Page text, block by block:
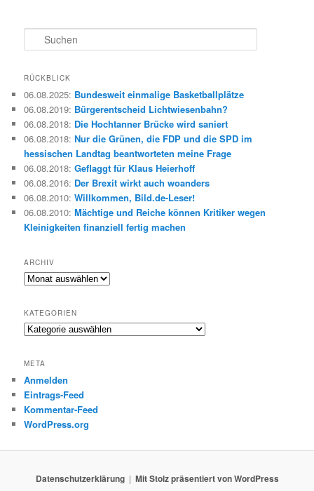
u
h
n
RÜCKBLICK
06.08.2025: Bundesweit einmalige Basketballplätze
06.08.2019: Bürgerentscheid Lichtwiesenbahn?
06.08.2018: Die Hochtanner Brücke wird saniert
06.08.2018:Nur die Grünen, die FDP und die SPD im
hessischen Landtag beantworteten meine Frage
06.08.2018:Geflaggt für Klaus Heierhoff
06.08.2016: Der Brexit wirkt auch woanders
06.08.2010:Willkommen, Bild.de-Leser!
06.08.2010:Mächtige und Reiche können Kritiker wegen
Kleinigkeiten finanziell fertig machen
ARCHIV
Archiv
KATEGORIEN
Kategorien
META
Anmelden
Eintrags-Feed
Kommentar-Feed
WordPress.org
Datenschutzerklärung Mit Stolz präsentiert von WordPress